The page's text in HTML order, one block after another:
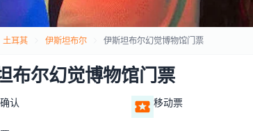
土耳其 伊斯坦布尔 伊斯坦布尔幻觉博物馆门票
布尔幻觉博物馆门票
认 移动票